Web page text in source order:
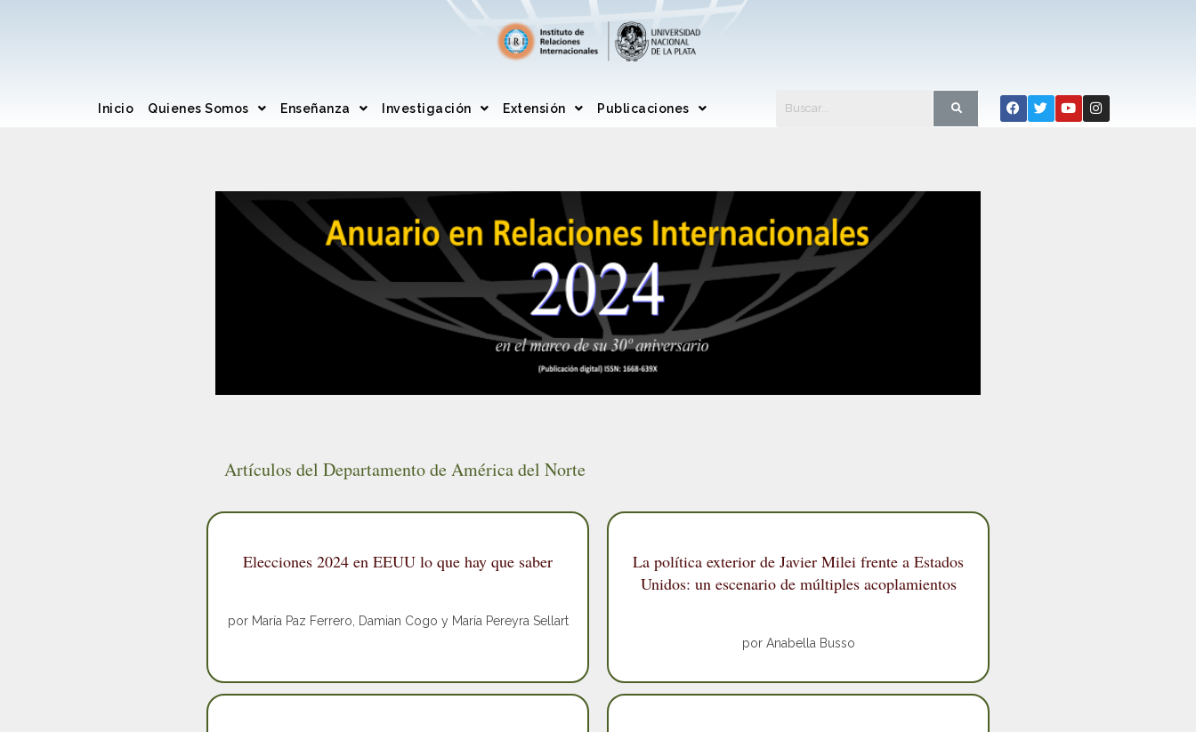
Inicio Quienes Somos Enseñanza Investigación Extensión Publicaciones
Artículos del Departamento de América del Norte
Elecciones 2024 en EEUU lo que hay que saber
por María Paz Ferrero, Damian Cogo y María Pereyra Sellart
La política exterior de Javier Milei frente a Estados
Unidos: un escenario de múltiples acoplamientos
por Anabella Busso